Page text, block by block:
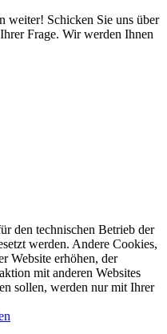
weiter! Schicken Sie uns über
Frage. Wir werden Ihnen
den technischen Betrieb der
werden. Andere Cookies,
Website erhöhen, der
mit anderen Websites
sollen, werden nur mit Ihrer